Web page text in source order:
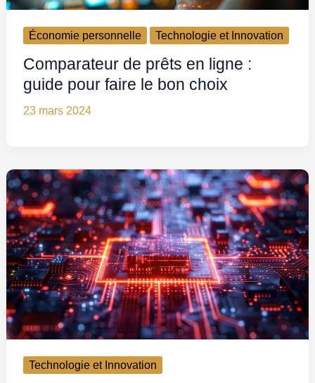
Économie personnelle Technologie et Innovation
Comparateur de prêts en ligne :
guide pour faire le bon choix
23 mars 2024
Technologie et Innovation